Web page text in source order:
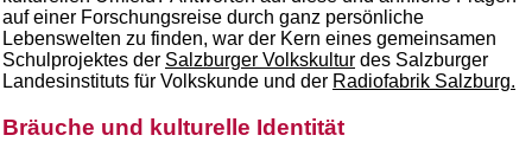
auf einer Forschungsreise durch ganz persönliche
Lebenswelten zu finden, war der Kern eines gemeinsamen
Schulprojektes der Salzburger Volkskultur des Salzburger
Landesinstituts für Volkskunde und der Radiofabrik Salzburg.
Bräuche und kulturelle Identität